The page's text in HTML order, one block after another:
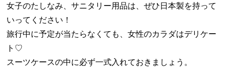
女子のたしなみ、サニタリー用品は、ぜひ日本製を持って
いってください！
旅行中に予定が当たらなくても、女性のカラダはデリケー
ト♡
スーツケースの中に必ず一式入れておきましょう。